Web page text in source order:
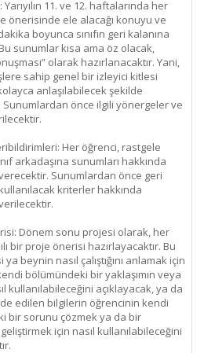
11. ve 12. haftalarında her
önerisinde ele alacağı konuyu ve
boyunca sınıfın geri kalanına
sunumlar kısa ama öz olacak,
olarak hazırlanacaktır. Yani,
sahip genel bir izleyici kitlesi
anlaşılabilecek şekilde
Sunumlardan önce ilgili yönergeler ve
Her öğrenci, rastgele
arkadaşına sunumları hakkında
Sunumlardan önce geri
kriterler hakkında
Dönem sonu projesi olarak, her
bir proje önerisi hazırlayacaktır. Bu
beynin nasıl çalıştığını anlamak için
bölümündeki bir yaklaşımın veya
kullanılabileceğini açıklayacak, ya da
edilen bilgilerin öğrencinin kendi
bir sorunu çözmek ya da bir
için nasıl kullanılabileceğini